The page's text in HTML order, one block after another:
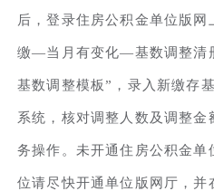
后，登录住房公积金单位版网
缴—当月有变化—基数调整清
基数调整模板”，录入新缴存
系统，核对调整人数及调整
务操作。未开通住房公积金
位请尽快开通单位版网厅，并